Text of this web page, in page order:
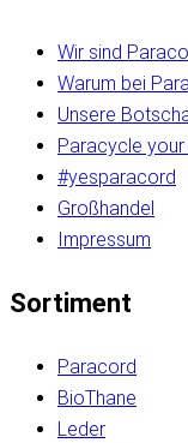
Wir sind
Warum bei
Unsere
Paracycle your
#yesparacord
Großhandel
Impressum
Sortiment
Paracord
BioThane
Leder